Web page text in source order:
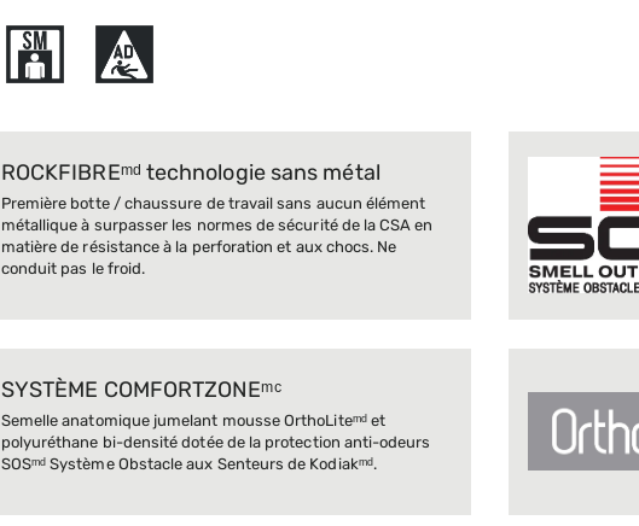
ROCKFIBREᵐᵈ technologie sans métal
Première botte / chaussure de travail sans aucun élément
métallique à surpasser les normes de sécurité de la CSA en
matière de résistance à la perforation et aux chocs. Ne
conduit pas le froid.
SYSTÈME COMFORTZONEᵐᶜ
Semelle anatomique jumelant mousse OrthoLiteᵐᵈ et
polyuréthane bi-densité dotée de la protection anti-odeurs
SOSᵐᵈ Système Obstacle aux Senteurs de Kodiakᵐᵈ.